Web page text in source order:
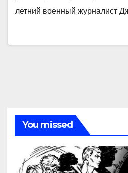
летний военный журналист
You missed